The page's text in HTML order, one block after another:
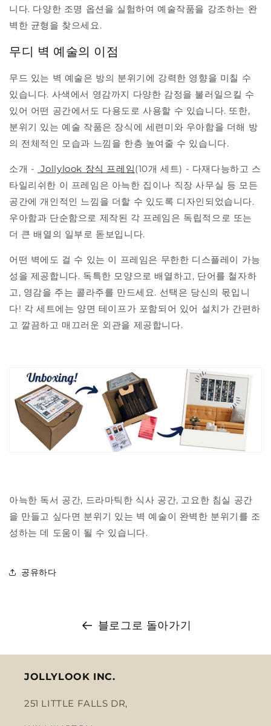
니다. 다양한 조명 옵션을 실험하여 예술작품을 강조하는 완
벽한 균형을 찾으세요.
무디 벽 예술의 이점
무드 있는 벽 예술은 방의 분위기에 강력한 영향을 미칠 수
있습니다. 사색에서 영감까지 다양한 감정을 불러일으킬 수
있어 어떤 공간에서도 다용도로 사용할 수 있습니다. 또한,
분위기 있는 예술 작품은 장식에 세련미와 우아함을 더해 방
의 전체적인 모습과 느낌을 한층 높여줄 수 있습니다.
소개 - Jollylook 장식 프레임(10개 세트) - 다재다능하고 스
타일리쉬한 이 프레임은 아늑한 집이나 직장 사무실 등 모든
공간에 개인적인 느낌을 더할 수 있도록 디자인되었습니다.
우아함과 단순함으로 제작된 각 프레임은 독립적으로 또는
더 큰 배열의 일부로 돋보입니다.
어떤 벽에도 걸 수 있는 이 프레임은 무한한 디스플레이 가능
성을 제공합니다. 독특한 모양으로 배열하고, 단어를 철자하
고, 영감을 주는 콜라주를 만드세요. 선택은 당신의 몫입니
다! 각 세트에는 양면 테이프가 포함되어 있어 설치가 간편하
고 깔끔하고 매끄러운 외관을 제공합니다.
아늑한 독서 공간, 드라마틱한 식사 공간, 고요한 침실 공간
을 만들고 싶다면 분위기 있는 벽 예술이 완벽한 분위기를 조
성하는 데 도움이 될 수 있습니다.
공유하다
블로그로 돌아가기
JOLLYLOOK INC.
251 LITTLE FALLS DR,